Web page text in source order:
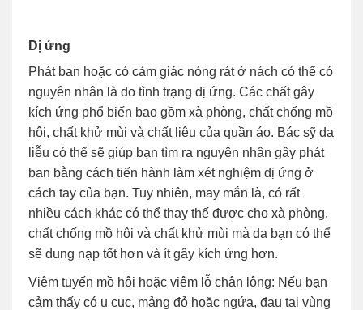
Dị ứng
Phát ban hoặc có cảm giác nóng rát ở nách có thể có
nguyên nhân là do tình trạng dị ứng. Các chất gây
kích ứng phổ biến bao gồm xà phòng, chất chống mồ
hôi, chất khử mùi và chất liệu của quần áo. Bác sỹ da
liễu có thể sẽ giúp bạn tìm ra nguyên nhân gây phát
ban bằng cách tiến hành làm xét nghiệm dị ứng ở
cách tay của bạn. Tuy nhiên, may mắn là, có rất
nhiều cách khác có thể thay thế được cho xà phòng,
chất chống mồ hôi và chất khử mùi mà da bạn có thể
sẽ dung nạp tốt hơn và ít gây kích ứng hơn.
Viêm tuyến mồ hôi hoặc viêm lỗ chân lông: Nếu bạn
cảm thấy có u cục, mảng đỏ hoặc ngứa, đau tại vùng